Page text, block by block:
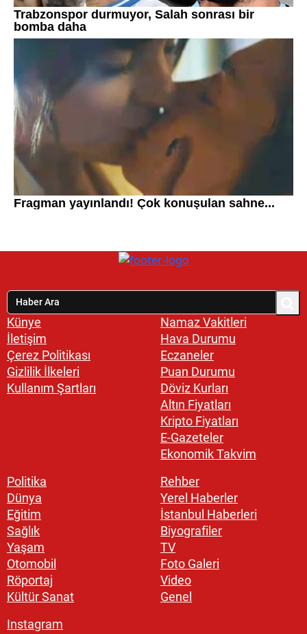
Künye
İletişim
Çerez Politikası
Gizlilik İlkeleri
Kullanım Şartları
Namaz Vakitleri
Hava Durumu
Eczaneler
Puan Durumu
Döviz Kurları
Altın Fiyatları
Kripto Fiyatları
E-Gazeteler
Ekonomik Takvim
Politika
Dünya
Eğitim
Sağlık
Yaşam
Otomobil
Röportaj
Kültür Sanat
Rehber
Yerel Haberler
İstanbul Haberleri
Biyografiler
TV
Foto Galeri
Video
Genel
Instagram